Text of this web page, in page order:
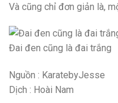
Và cũng chỉ đơn giản là,
Đai đen cũng là đai trắng
Nguồn : KaratebyJesse
Dịch : Hoài Nam